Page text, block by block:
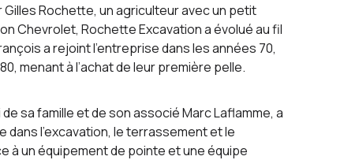
Rochette, un agriculteur avec un petit
Chevrolet, Rochette Excavation a évolué au fil
a rejoint l’entreprise dans les années 70,
menant à l’achat de leur première pelle.
de sa famille et de son associé Marc Laflamme, a
dans l’excavation, le terrassement et le
à un équipement de pointe et une équipe